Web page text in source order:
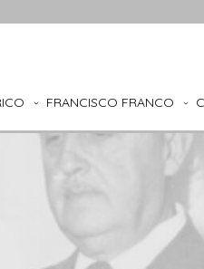
FRANCISCO FRANCO